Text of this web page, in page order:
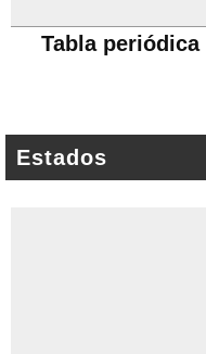
Tabla periódica
Estados